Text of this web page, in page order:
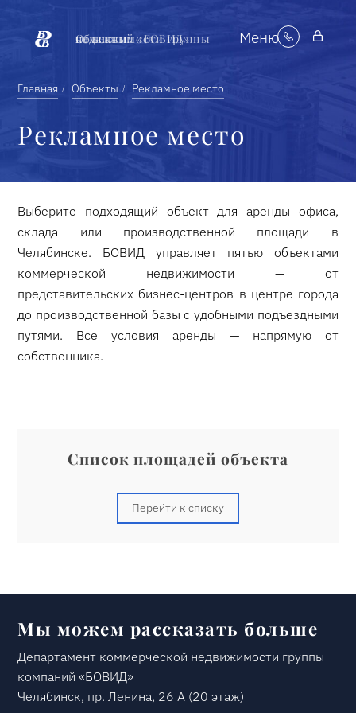
Объекты недвижимости группы компаний «БОВИД» Меню
Главная Объекты Рекламное место
Рекламное место
Выберите подходящий объект для аренды офиса,
склада или производственной площади в
Челябинске. БОВИД управляет пятью объектами
коммерческой недвижимости — от
представительских бизнес-центров в центре города
до производственной базы с удобными подъездными
путями. Все условия аренды — напрямую от
собственника.
Список площадей объекта
Перейти к списку
Мы можем рассказать больше
Департамент коммерческой недвижимости группы
компаний «БОВИД»
Челябинск, пр. Ленина, 26 А (20 этаж)